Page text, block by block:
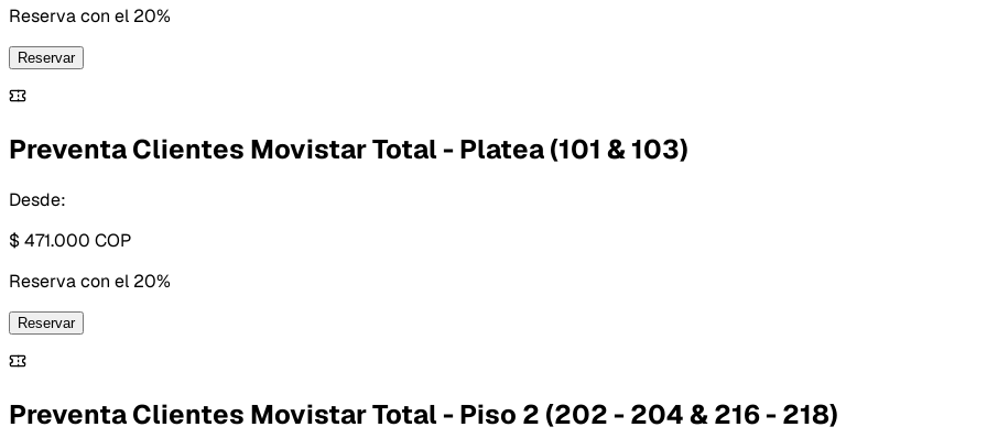
Reserva con el 20%
Reservar
Preventa Clientes Movistar Total - Platea (101 & 103)
Desde:
$ 471.000 COP
Reserva con el 20%
Reservar
Preventa Clientes Movistar Total - Piso 2 (202 - 204 & 216 - 218)